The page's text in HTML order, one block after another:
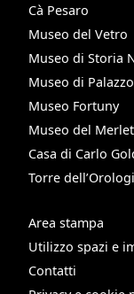
Cà Pesaro
Museo del Vetro
Museo di Storia
Museo di
Museo Fortuny
Museo del
Casa di Carlo
Torre
Area stampa
Utilizzo spazi e
Contatti